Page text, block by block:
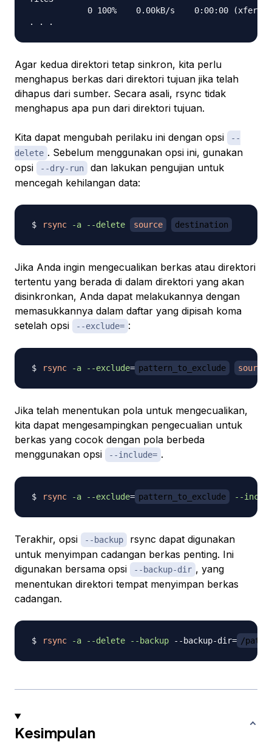
0 100%    0.00kB/s    0:00:00
Agar kedua direktori tetap sinkron, kita perlu
menghapus berkas dari direktori tujuan jika telah
dihapus dari sumber. Secara asali, rsync tidak
menghapus apa pun dari direktori tujuan.
Kita dapat mengubah perilaku ini dengan opsi
--
delete . Sebelum menggunakan opsi ini, gunakan
opsi
--dry-run
dan lakukan pengujian untuk
mencegah kehilangan data:
rsync -a --delete source destination
Jika Anda ingin mengecualikan berkas atau direktori
tertentu yang berada di dalam direktori yang akan
disinkronkan, Anda dapat melakukannya dengan
memasukkannya dalam daftar yang dipisah koma
setelah opsi
--exclude= :
rsync -a --exclude= pattern_to_exclude source
Jika telah menentukan pola untuk mengecualikan,
kita dapat mengesampingkan pengecualian untuk
berkas yang cocok dengan pola berbeda
menggunakan opsi
--include= .
rsync -a --exclude= pattern_to_exclude --
Terakhir, opsi --backup
rsync dapat digunakan
untuk menyimpan cadangan berkas penting. Ini
digunakan bersama opsi
--backup-dir , yang
menentukan direktori tempat menyimpan berkas
cadangan.
rsync -a --delete --backup --backup-dir= /path/
Kesimpulan